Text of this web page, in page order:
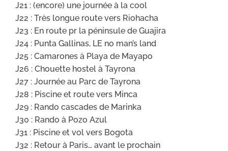
J21 : (encore) une journée à la cool
J22 : Très longue route vers Riohacha
J23 : En route pr la péninsule de Guajira
J24 : Punta Gallinas, LE no man’s land
J25 : Camarones à Playa de Mayapo
J26 : Chouette hostel à Tayrona
J27 : Journée au Parc de Tayrona
J28 : Piscine et route vers Minca
J29 : Rando cascades de Marinka
J30 : Rando à Pozo Azul
J31 : Piscine et vol vers Bogota
J32 : Retour à Paris… avant le prochain